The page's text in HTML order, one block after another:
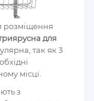
розміщення
для
так як 3
місці.
з